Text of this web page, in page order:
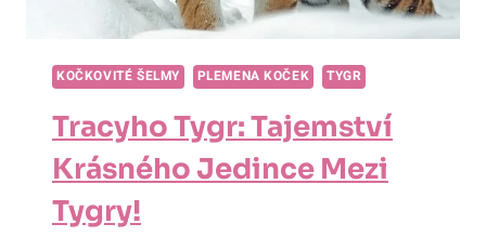
KOČKOVITÉ ŠELMY PLEMENA KOČEK TYGR
Tracyho Tygr: Tajemství
Krásného Jedince Mezi
Tygry!